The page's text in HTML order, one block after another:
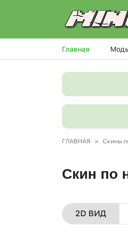
Главная
ГЛАВНАЯ » Скины
Скин по
2D ВИД